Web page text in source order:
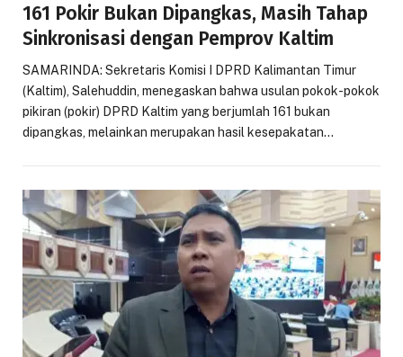
161 Pokir Bukan Dipangkas, Masih Tahap
Sinkronisasi dengan Pemprov Kaltim
SAMARINDA: Sekretaris Komisi I DPRD Kalimantan Timur
(Kaltim), Salehuddin, menegaskan bahwa usulan pokok-pokok
pikiran (pokir) DPRD Kaltim yang berjumlah 161 bukan
dipangkas, melainkan merupakan hasil kesepakatan…